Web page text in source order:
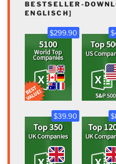
BESTSELLER-
ENGLISCH]
$299.90
$39.90